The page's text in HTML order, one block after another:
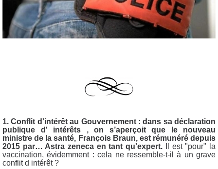
1. Conflit d'intérêt au Gouvernement : dans sa déclaration
publique d' intérêts , on s’aperçoit que le nouveau
ministre de la santé, François Braun, est rémunéré depuis
2015 par… Astra zeneca en tant qu'expert. Il est "pour" la
vaccination, évidemment : cela ne ressemble-t-il à un grave
conflit d intérêt ?